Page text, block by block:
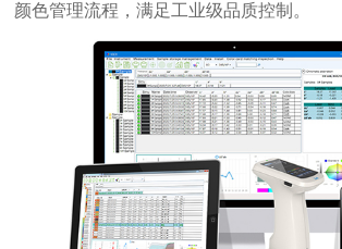
颜色管理流程，满足工业级品质控制。